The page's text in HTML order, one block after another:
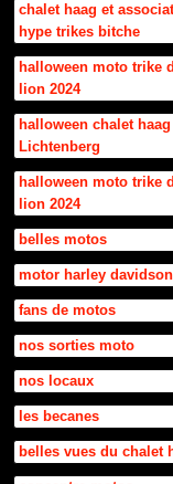
chalet haag et
hype trikes bitche
halloween moto trike
lion 2024
halloween chalet
Lichtenberg
halloween moto trike
lion 2024
belles motos
motor harley davidson
fans de motos
nos sorties moto
nos locaux
les becanes
belles vues du chalet